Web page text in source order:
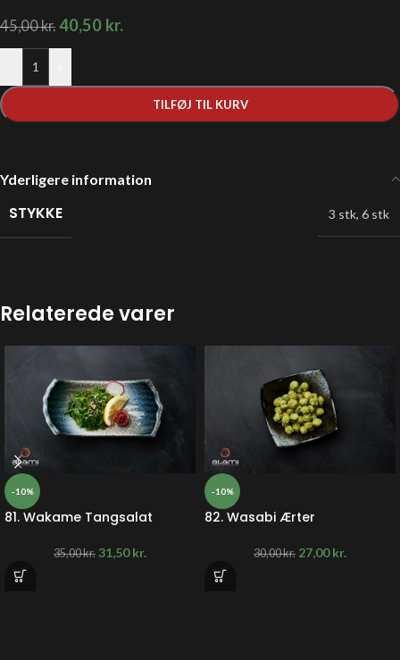
45,00kr. 40,50 kr.
TILFØJ TIL KURV
Yderligere information
STYKKE 3 stk, 6 stk
Relaterede varer
-10%
81. Wakame Tangsalat
35,00kr. 31,50kr.
-10%
82. Wasabi Ærter
30,00kr. 27,00kr.